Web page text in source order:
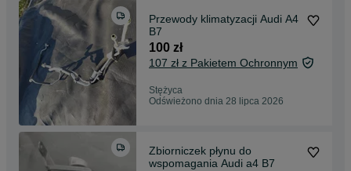
Przewody klimatyzacji Audi A4
B7
100 zł
107 zł z Pakietem Ochronnym
Stężyca
Odświeżono dnia 28 lipca 2026
Zbiorniczek płynu do
wspomagania Audi a4 B7